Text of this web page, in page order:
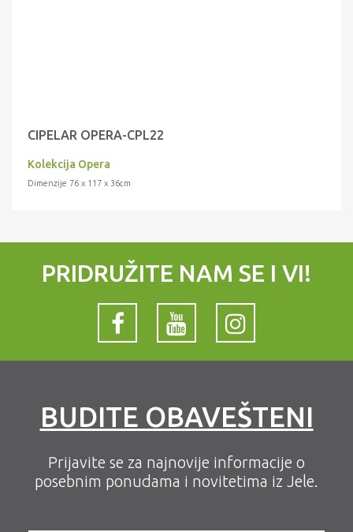
CIPELAR OPERA-CPL22
Kolekcija Opera
Dimenzije 76 x 117 x 36cm
PRIDRUŽITE NAM SE I VI!
BUDITE OBAVEŠTENI
Prijavite se za najnovije informacije o
posebnim ponudama i novitetima iz Jele.